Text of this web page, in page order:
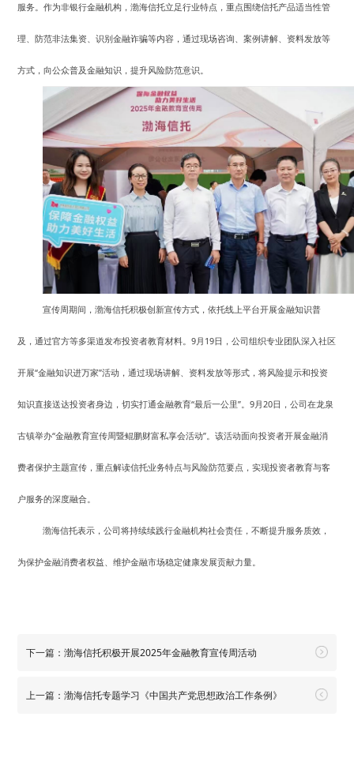
服务。作为非银行金融机构，渤海信托立足行业特点，重点围绕信托产品适当性管
理、防范非法集资、识别金融诈骗等内容，通过现场咨询、案例讲解、资料发放等
方式，向公众普及金融知识，提升风险防范意识。
宣传周期间，渤海信托积极创新宣传方式，依托线上平台开展金融知识普
及，通过官方等多渠道发布投资者教育材料。9月19日，公司组织专业团队深入社区
开展“金融知识进万家”活动，通过现场讲解、资料发放等形式，将风险提示和投资
知识直接送达投资者身边，切实打通金融教育“最后一公里”。9月20日，公司在龙泉
古镇举办“金融教育宣传周暨鲲鹏财富私享会活动”。该活动面向投资者开展金融消
费者保护主题宣传，重点解读信托业务特点与风险防范要点，实现投资者教育与客
户服务的深度融合。
渤海信托表示，公司将持续续践行金融机构社会责任，不断提升服务质效，
为保护金融消费者权益、维护金融市场稳定健康发展贡献力量。
下一篇：渤海信托积极开展2025年金融教育宣传周活动
上一篇：渤海信托专题学习《中国共产党思想政治工作条例》